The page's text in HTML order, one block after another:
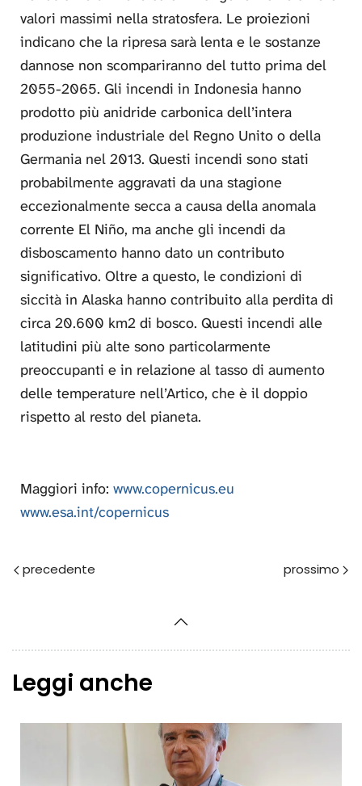
valori massimi nella stratosfera. Le proiezioni
indicano che la ripresa sarà lenta e le sostanze
dannose non scompariranno del tutto prima del
2055-2065. Gli incendi in Indonesia hanno
prodotto più anidride carbonica dell’intera
produzione industriale del Regno Unito o della
Germania nel 2013. Questi incendi sono stati
probabilmente aggravati da una stagione
eccezionalmente secca a causa della anomala
corrente El Niño, ma anche gli incendi da
disboscamento hanno dato un contributo
significativo. Oltre a questo, le condizioni di
siccità in Alaska hanno contribuito alla perdita di
circa 20.600 km2 di bosco. Questi incendi alle
latitudini più alte sono particolarmente
preoccupanti e in relazione al tasso di aumento
delle temperature nell’Artico, che è il doppio
rispetto al resto del pianeta.
Maggiori info: www.copernicus.eu
www.esa.int/copernicus
Leggi anche